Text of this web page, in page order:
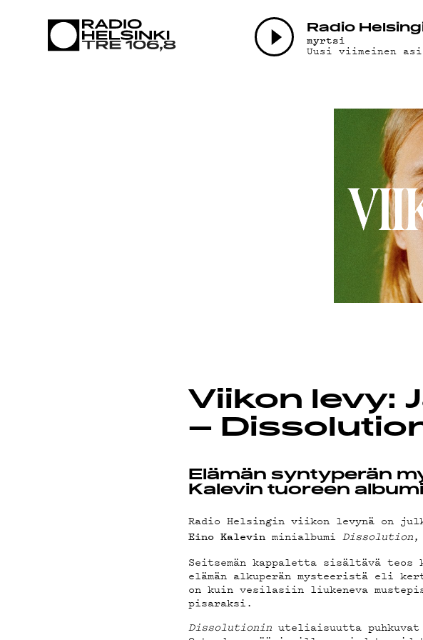
Radio
myrtsi
Uusi viimeinen
TEKIJÄT
ON-Viikon levy:
–
Elämän syntyperän
Kalevin tuoreen
Radio Helsingin viikon levynä on
Eino Kalevin minialbumiDissolution,
Seitsemän kappaletta sisältävä teos
elämän alkuperän mysteeristä eli
on kuin vesilasiin liukeneva
pisaraksi.
Dissolutionin uteliaisuutta